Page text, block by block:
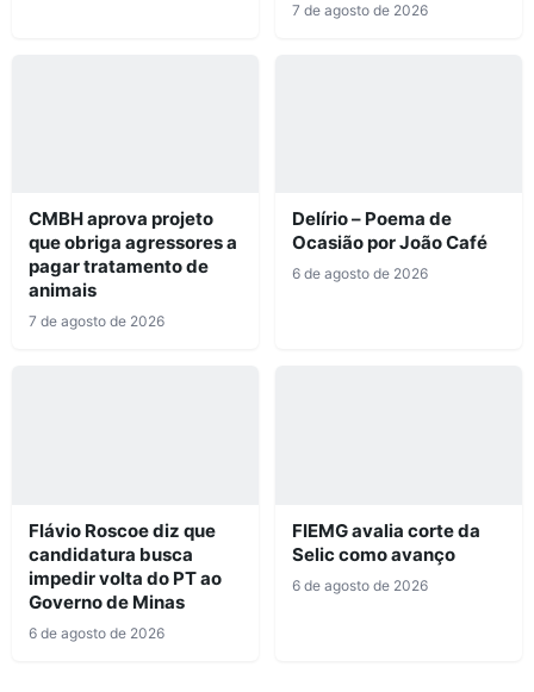
7 de agosto de 2026
CMBH aprova projeto
que obriga agressores a
pagar tratamento de
animais
7 de agosto de 2026
Delírio – Poema de
Ocasião por João Café
6 de agosto de 2026
Flávio Roscoe diz que
candidatura busca
impedir volta do PT ao
Governo de Minas
6 de agosto de 2026
FIEMG avalia corte da
Selic como avanço
6 de agosto de 2026